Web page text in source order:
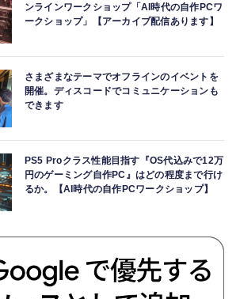
ンラインワークショップ「AI時代の自作PCワ
ークショップ」【アーカイブ配信あります】
さまざまなテーマでオフラインのイベントを
開催。ディスコードでコミュニケーションも
できます
PS5 Proクラス性能目指す『OS代込みで12万
円のゲーミング自作PC』はどの程度まで行け
るか。【AI時代の自作PCワークショップ】